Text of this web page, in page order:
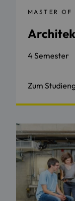
MASTER OF
4 Semester
Zum